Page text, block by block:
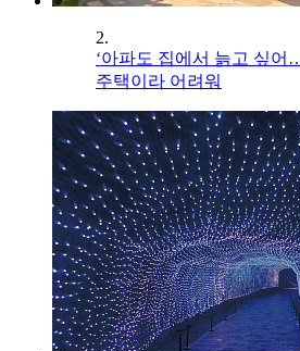
2.
‘아파도 집에서 늙고 싶어
주택이라 어려워